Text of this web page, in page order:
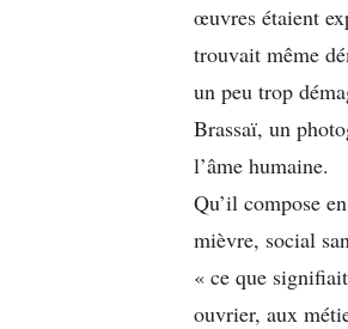
œuvres étaient
trouvait même
un peu trop
Brassaï, un
l’âme humaine.
Qu’il compose
mièvre, social
« ce que
ouvrier, aux